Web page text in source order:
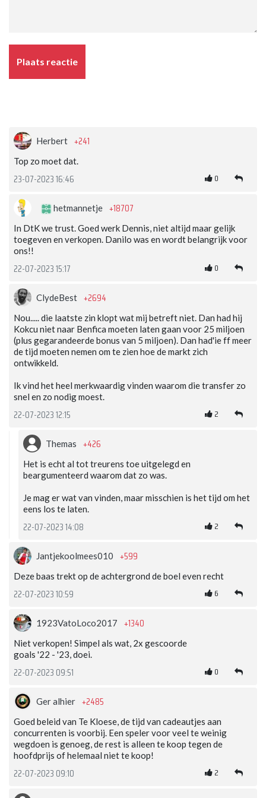
Plaats reactie
Herbert +241
Top zo moet dat.
23-07-2023 16:46 0
hetmannetje +18707
In DtK we trust. Goed werk Dennis, niet altijd maar gelijk
toegeven en verkopen. Danilo was en wordt belangrijk voor
ons!!
22-07-2023 15:17 0
ClydeBest +2694
Nou..... die laatste zin klopt wat mij betreft niet. Dan had hij
Kokcu niet naar Benfica moeten laten gaan voor 25 miljoen
(plus gegarandeerde bonus van 5 miljoen). Dan had'ie ff meer
de tijd moeten nemen om te zien hoe de markt zich
ontwikkeld.
Ik vind het heel merkwaardig vinden waarom die transfer zo
snel en zo nodig moest.
22-07-2023 12:15 2
Themas +426
Het is echt al tot treurens toe uitgelegd en
beargumenteerd waarom dat zo was.
Je mag er wat van vinden, maar misschien is het tijd om het
eens los te laten.
22-07-2023 14:08 2
Jantjekoolmees010 +599
Deze baas trekt op de achtergrond de boel even recht
22-07-2023 10:59 6
1923VatoLoco2017 +1340
Niet verkopen! Simpel als wat, 2x gescoorde
goals '22 - '23, doei.
22-07-2023 09:51 0
Ger alhier +2485
Goed beleid van Te Kloese, de tijd van cadeautjes aan
concurrenten is voorbij. Een speler voor veel te weinig
wegdoen is genoeg, de rest is alleen te koop tegen de
hoofdprijs of helemaal niet te koop!
22-07-2023 09:10 2